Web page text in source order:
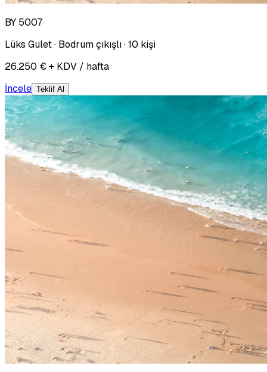
BY 5007
Lüks Gulet · Bodrum çıkışlı · 10 kişi
26.250 € + KDV / hafta
İncele Teklif Al